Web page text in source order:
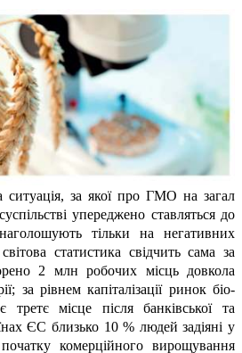
ситуація, за якої про ГМО на загал
упереджено ставляться до
тільки на негативних
статистика свідчить сама за
2 млн робочих місць довкола
за рівнем капіталізації ринок біо-
третє місце після банківської та
ЄС близько 10 % людей задіяні у
комерційного вирощування